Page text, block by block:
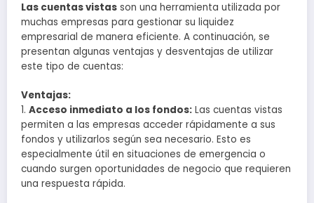
Las cuentas vistas son una herramienta utilizada por
muchas empresas para gestionar su liquidez
empresarial de manera eficiente. A continuación, se
presentan algunas ventajas y desventajas de utilizar
este tipo de cuentas:
Ventajas:
1. Acceso inmediato a los fondos: Las cuentas vistas
permiten a las empresas acceder rápidamente a sus
fondos y utilizarlos según sea necesario. Esto es
especialmente útil en situaciones de emergencia o
cuando surgen oportunidades de negocio que requieren
una respuesta rápida.